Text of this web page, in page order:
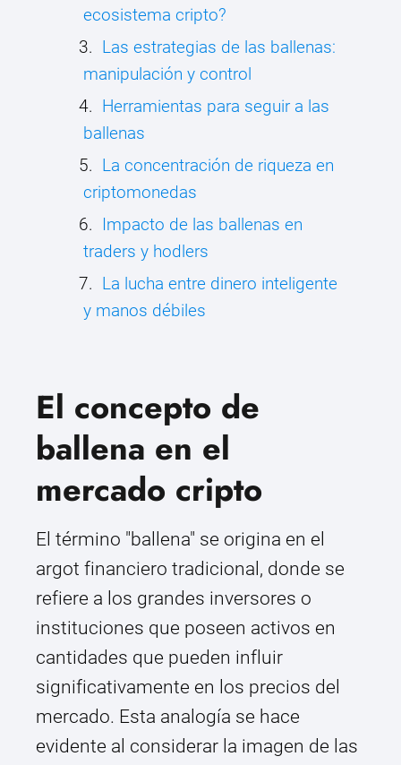
ecosistema cripto?
Las estrategias de las ballenas:
manipulación y control
Herramientas para seguir a las
ballenas
La concentración de riqueza en
criptomonedas
Impacto de las ballenas en
traders y hodlers
La lucha entre dinero inteligente
y manos débiles
El concepto de
ballena en el
mercado cripto
El término "ballena" se origina en el
argot financiero tradicional, donde se
refiere a los grandes inversores o
instituciones que poseen activos en
cantidades que pueden influir
significativamente en los precios del
mercado. Esta analogía se hace
evidente al considerar la imagen de las